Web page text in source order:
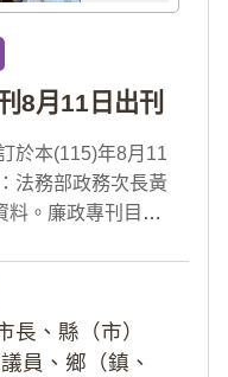
8月11日出刊
於本(115)年8月11
法務部政務次長黃
料。廉政專刊目次
於出刊當日點選首
電子書」及「財產
長、縣（市）
員、鄉（鎮、